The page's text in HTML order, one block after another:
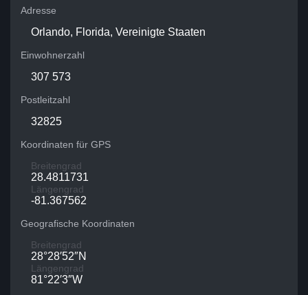
Adresse
Orlando, Florida, Vereinigte Staaten
Einwohnerzahl
307 573
Postleitzahl
32825
Koordinaten für GPS
Breitengrad
28.4811731
Längengrad
-81.367562
Geografische Koordinaten
Breitengrad
28°28′52″N
Längengrad
81°22′3″W